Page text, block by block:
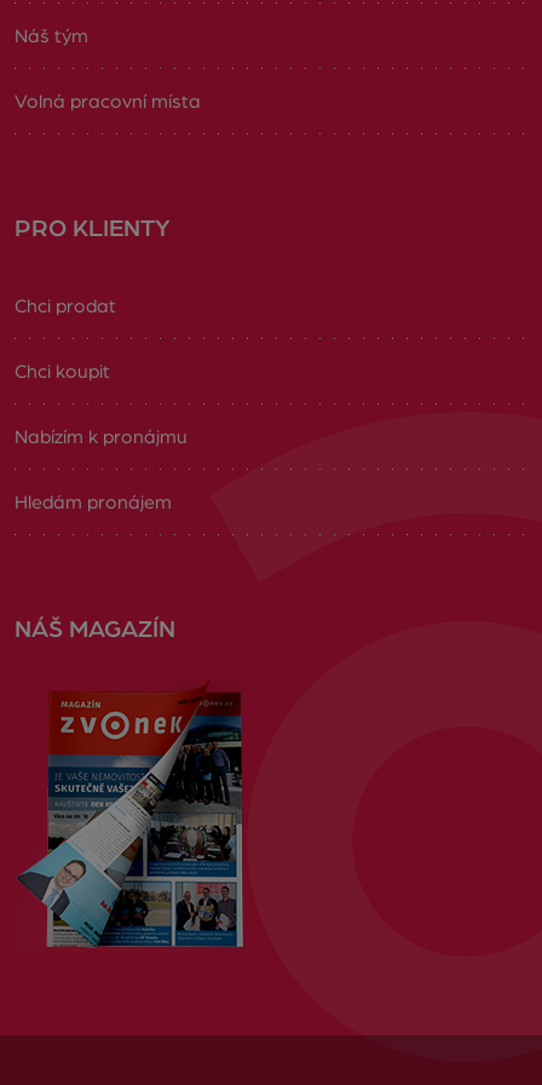
Náš tým
Volná pracovní místa
PRO KLIENTY
Chci prodat
Chci koupit
Nabízím k pronájmu
Hledám pronájem
NÁŠ MAGAZÍN